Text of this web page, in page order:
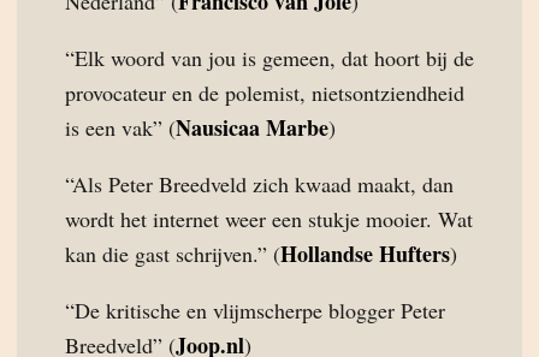
“Elk woord van jou is gemeen, dat hoort bij de
provocateur en de polemist, nietsontziendheid
is een vak” (Nausicaa Marbe)
“Als Peter Breedveld zich kwaad maakt, dan
wordt het internet weer een stukje mooier. Wat
kan die gast schrijven.” (Hollandse Hufters)
“De kritische en vlijmscherpe blogger Peter
Breedveld” (Joop.nl)